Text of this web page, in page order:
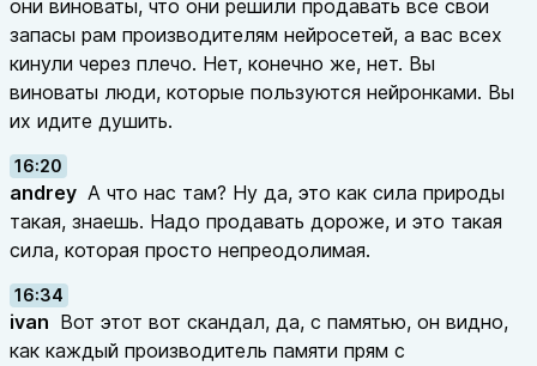
они виноваты, что они решили продавать все свои
запасы рам производителям нейросетей, а вас всех
кинули через плечо. Нет, конечно же, нет. Вы
виноваты люди, которые пользуются нейронками. Вы
их идите душить.
16:20
andrey А что нас там? Ну да, это как сила природы
такая, знаешь. Надо продавать дороже, и это такая
сила, которая просто непреодолимая.
16:34
ivan Вот этот вот скандал, да, с памятью, он видно,
как каждый производитель памяти прям с